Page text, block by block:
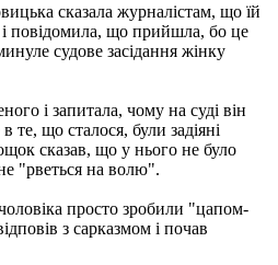
сказала журналістам, що їй
повідомила, що прийшла, бо це
судове засідання жінку
і запитала, чому на суді він
те, що сталося, були задіяні
сказав, що у нього не було
"рветься на волю".
просто зробили "цапом-
з сарказмом і почав